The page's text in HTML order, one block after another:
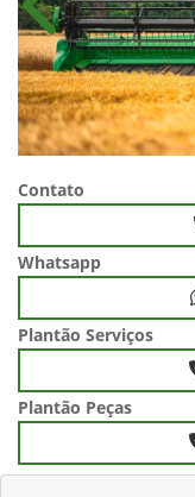
Anterior
Contato
Whatsapp
Plantão Serviços
Plantão Peças